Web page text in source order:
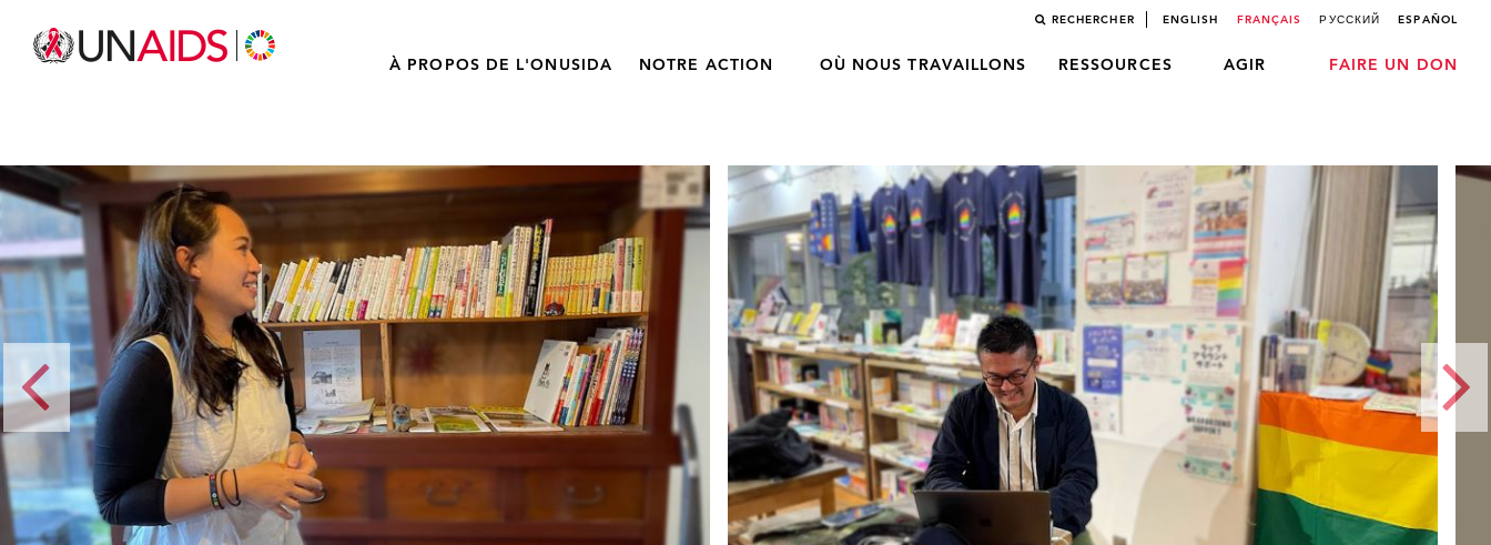
RECHERCHER ENGLISH FRANÇAIS РУССКИЙ ESPAÑOL
À PROPOS DE L'ONUSIDA NOTRE ACTION OÙ NOUS TRAVAILLONS RESSOURCES AGIR FAIRE UN DON